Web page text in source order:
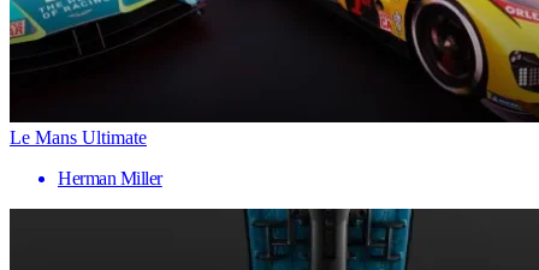
Le Mans Ultimate
Herman Miller